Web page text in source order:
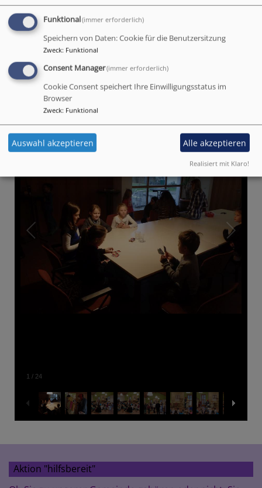
dann mittags wieder von ihren Eltern abgeholt.
Den Kinderbibeltag soll es künftig jedes Jahr am Buß-
und Bettag geben.
1 / 24
Aktion "hilfsbereit"
Funktional(immer erforderlich)
Speichern von Daten: Cookie für die Benutzersitzung
Zweck: Funktional
Consent Manager(immer erforderlich)
Cookie Consent speichert Ihre Einwilligungsstatus im
Browser
Zweck: Funktional
Auswahl akzeptieren Alle akzeptieren
Realisiert mit Klaro!